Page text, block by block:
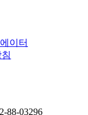
이터
88-03296